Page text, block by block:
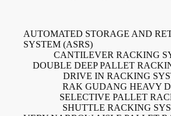
AUTOMATED STORAGE AND
SYSTEM (ASRS)
CANTILEVER RACKING
DOUBLE DEEP PALLET
DRIVE IN RACKING
RAK GUDANG HEAVY
SELECTIVE PALLET
SHUTTLE RACKING